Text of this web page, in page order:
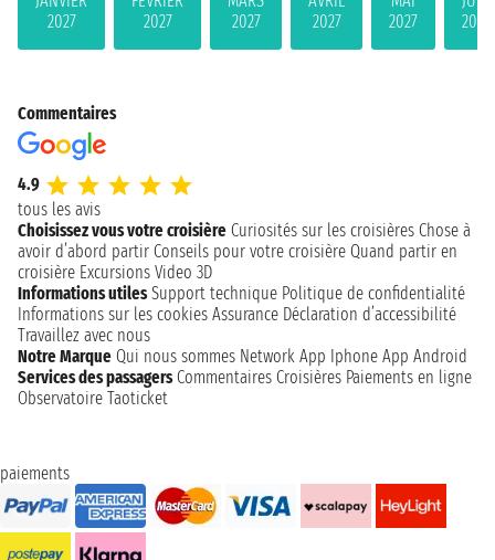
2027
2027
2027
2027
2027
2027
Commentaires
4.9
tous les avis
Choisissez vous votre croisière Curiosités sur les croisières Chose à
avoir d’abord partir Conseils pour votre croisière Quand partir en
croisière Excursions Video 3D
Informations utiles Support technique Politique de confidentialité
Informations sur les cookies Assurance Déclaration d’accessibilité
Travaillez avec nous
Notre Marque Qui nous sommes Network App Iphone App Android
Services des passagers Commentaires Croisières Paiements en ligne
Observatoire Taoticket
paiements